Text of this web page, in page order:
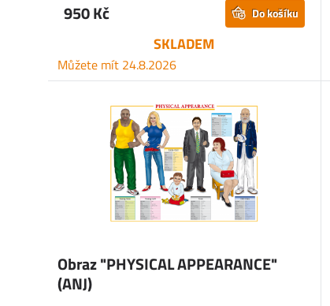
950 Kč Do košíku
SKLADEM
Můžete mít 24.8.2026
Obraz "PHYSICAL APPEARANCE"
(ANJ)